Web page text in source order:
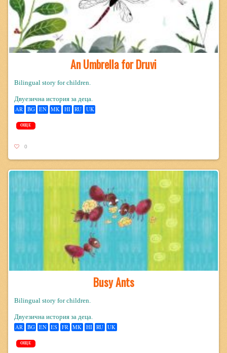
An Umbrella for Druvi
Bilingual story for children.
Двуезична история за деца.
AR BG EN MK HI RU UK
ОЩЕ
0
Busy Ants
Bilingual story for children.
Двуезична история за деца.
AR BG EN ES FR MK HI RU UK
ОЩЕ